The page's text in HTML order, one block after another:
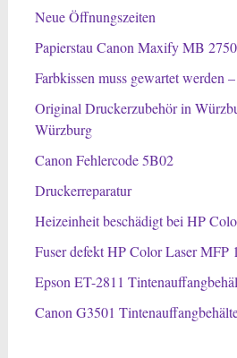
Neue Öffnungszeiten
Papierstau Canon Maxify MB 2750
Farbkissen muss gewartet werden
Original Druckerzubehör in
Würzburg
Canon Fehlercode 5B02
Druckerreparatur
Heizeinheit beschädigt bei HP
Fuser defekt HP Color Laser MFP
Epson ET-2811
Canon G3501